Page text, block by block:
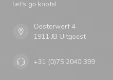
let's go knots!
Oosterwerf 4
1911 JB Uitgeest
+31 (0)75 2040 399